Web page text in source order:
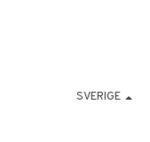
SVERIGE